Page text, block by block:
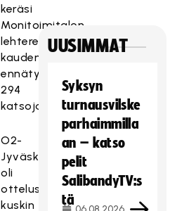
keräsi
Monitoimitalon
lehtereille
kauden
ennätysyleisön,
294
katsojaa.
O2-
Jyväskylä
oli
ottelussa
kuskin
UUSIMMAT
Syksyn
turnausvilske
parhaimmilla
an – katso
pelit
SalibandyTV:s
tä